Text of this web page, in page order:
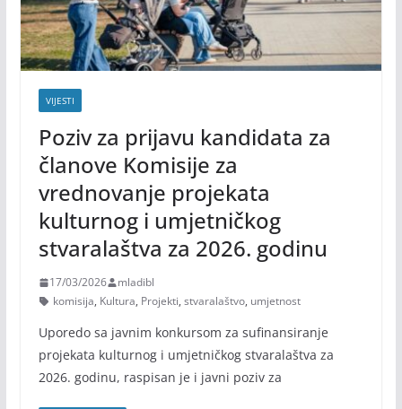
VIJESTI
Poziv za prijavu kandidata za
članove Komisije za
vrednovanje projekata
kulturnog i umjetničkog
stvaralaštva za 2026. godinu
17/03/2026
mladibl
komisija, Kultura, Projekti, stvaralaštvo, umjetnost
Uporedo sa javnim konkursom za sufinansiranje
projekata kulturnog i umjetničkog stvaralaštva za
2026. godinu, raspisan je i javni poziv za